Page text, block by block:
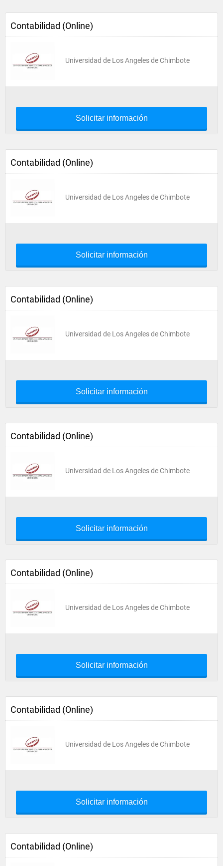
Contabilidad (Online)
Universidad de Los Angeles de Chimbote
Solicitar información
Contabilidad (Online)
Universidad de Los Angeles de Chimbote
Solicitar información
Contabilidad (Online)
Universidad de Los Angeles de Chimbote
Solicitar información
Contabilidad (Online)
Universidad de Los Angeles de Chimbote
Solicitar información
Contabilidad (Online)
Universidad de Los Angeles de Chimbote
Solicitar información
Contabilidad (Online)
Universidad de Los Angeles de Chimbote
Solicitar información
Contabilidad (Online)